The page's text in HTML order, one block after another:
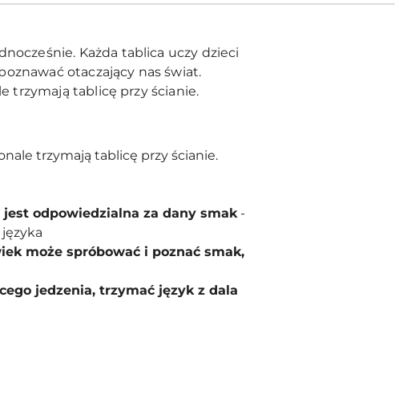
Każda tablica uczy dzieci
otaczający nas świat.
trzymają tablicę przy ścianie.
trzymają tablicę przy ścianie.
odpowiedzialna za dany smak -
może spróbować i poznać smak,
jedzenia, trzymać język z dala